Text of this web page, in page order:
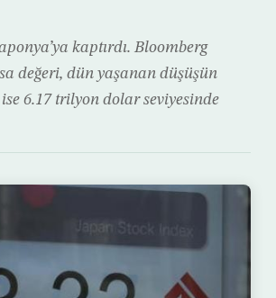
kaptırdı. Bloomberg
değeri, dün yaşanan düşüşün
6.17 trilyon dolar seviyesinde